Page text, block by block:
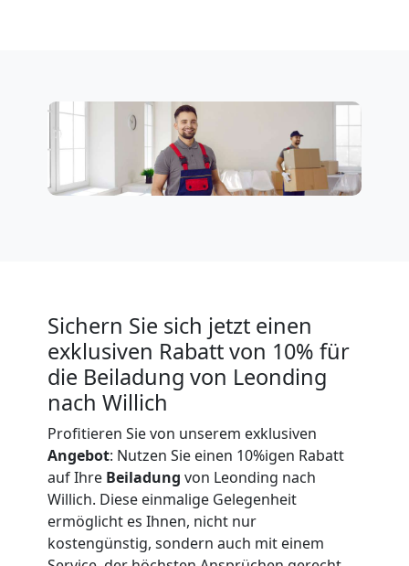
Sichern Sie sich jetzt einen
exklusiven Rabatt von 10% für
die Beiladung von Leonding
nach Willich
Profitieren Sie von unserem exklusiven
Angebot: Nutzen Sie einen 10%igen Rabatt
auf Ihre Beiladung von Leonding nach
Willich. Diese einmalige Gelegenheit
ermöglicht es Ihnen, nicht nur
kostengünstig, sondern auch mit einem
Büroumzug
Leonding
Expressumzug
Tragehilfe
Leonding
Kleiner
Umzug
Leonding